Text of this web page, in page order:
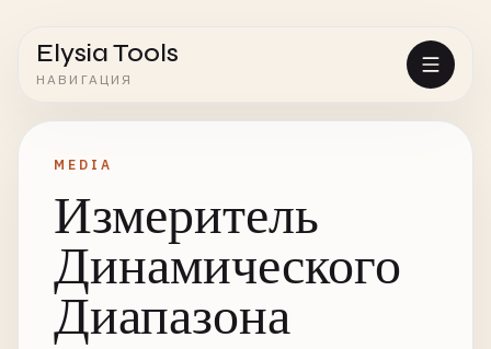
Elysia Tools
НАВИГАЦИЯ
MEDIA
Измеритель
Динамического
Диапазона